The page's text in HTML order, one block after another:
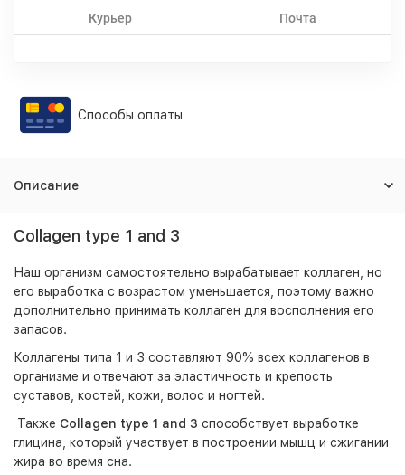
Курьер Почта
Способы оплаты
Описание
Collagen type 1 and 3
Наш организм самостоятельно вырабатывает коллаген, но
его выработка с возрастом уменьшается, поэтому важно
дополнительно принимать коллаген для восполнения его
запасов.
Коллагены типа 1 и 3 составляют 90% всех коллагенов в
организме и отвечают за эластичность и крепость
суставов, костей, кожи, волос и ногтей.
Также Collagen type 1 and 3 способствует выработке
глицина, который участвует в построении мышц и сжигании
жира во время сна.